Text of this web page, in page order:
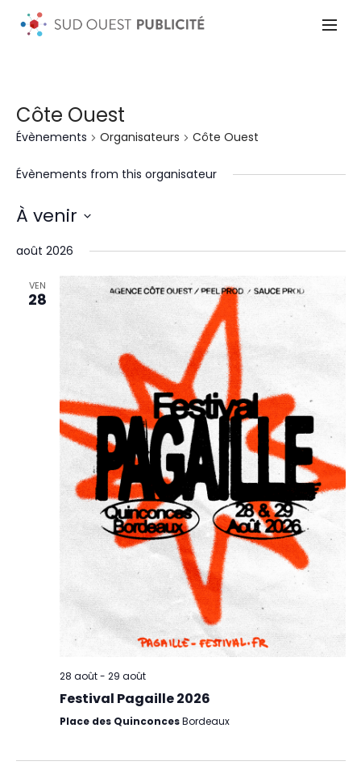
Côte Ouest
Évènements Organisateurs Côte Ouest
Évènements from this organisateur
À venir
une
date.
août 2026
VEN
28
28 août- 29 août
Festival Pagaille 2026
Place des QuinconcesBordeaux